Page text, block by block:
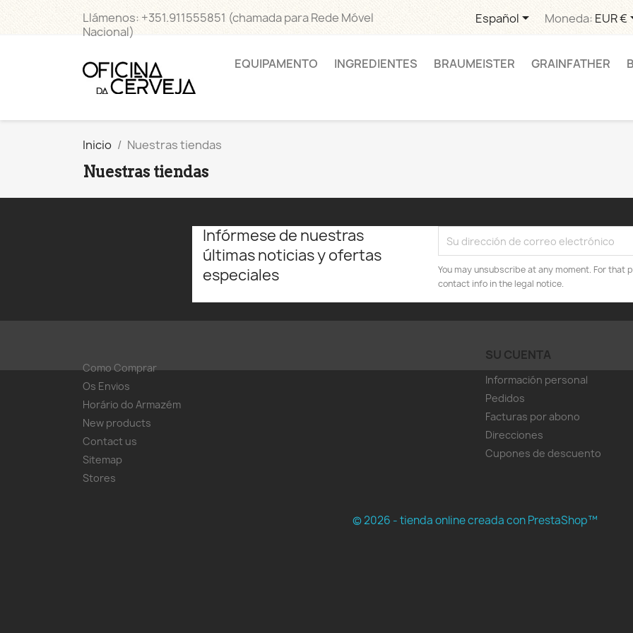
Llámenos: +351.911555851 (chamada para Rede Móvel
Nacional)
Español Moneda: EUR €
EQUIPAMENTO INGREDIENTES BRAUMEISTER GRAINFATHER
Inicio Nuestras tiendas
Nuestras tiendas
Infórmese de nuestras
últimas noticias y ofertas
especiales
You may unsubscribe at any moment. For that
contact info in the legal notice.
Como Comprar
Os Envios
Horário do Armazém
New products
Contact us
Sitemap
Stores
SU CUENTA
Información personal
Pedidos
Facturas por abono
Direcciones
Cupones de descuento
© 2026 - tienda online creada con PrestaShop™